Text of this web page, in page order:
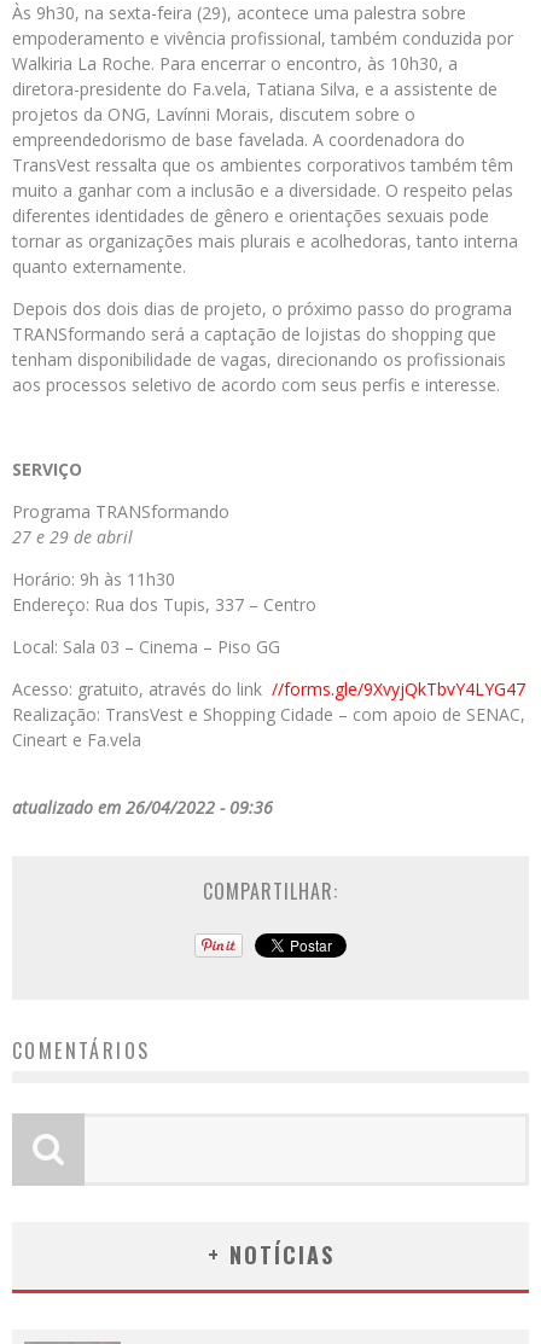
Às 9h30, na sexta-feira (29), acontece uma palestra sobre
empoderamento e vivência profissional, também conduzida por
Walkiria La Roche. Para encerrar o encontro, às 10h30, a
diretora-presidente do Fa.vela, Tatiana Silva, e a assistente de
projetos da ONG, Lavínni Morais, discutem sobre o
empreendedorismo de base favelada. A coordenadora do
TransVest ressalta que os ambientes corporativos também têm
muito a ganhar com a inclusão e a diversidade. O respeito pelas
diferentes identidades de gênero e orientações sexuais pode
tornar as organizações mais plurais e acolhedoras, tanto interna
quanto externamente.
Depois dos dois dias de projeto, o próximo passo do programa
TRANSformando será a captação de lojistas do shopping que
tenham disponibilidade de vagas, direcionando os profissionais
aos processos seletivo de acordo com seus perfis e interesse.
SERVIÇO
Programa TRANSformando
27 e 29 de abril
Horário: 9h às 11h30
Endereço: Rua dos Tupis, 337 – Centro
Local: Sala 03 – Cinema – Piso GG
Acesso: gratuito, através do link //forms.gle/9XvyjQkTbvY4LYG47
Realização: TransVest e Shopping Cidade – com apoio de SENAC,
Cineart e Fa.vela
atualizado em 26/04/2022 - 09:36
COMPARTILHAR:
COMENTÁRIOS
+ NOTÍCIAS